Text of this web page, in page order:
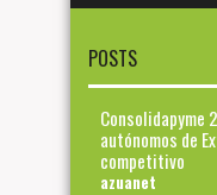
POSTS
Consolidapyme
autónomos de
competitivo
azuanet